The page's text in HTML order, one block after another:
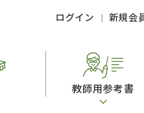
ログイン 新規会
教師用参考書